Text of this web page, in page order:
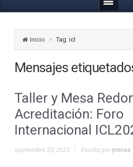
Inicio Tag: icl
Mensajes
Taller y Mesa
Acreditación: Foro
Internacional
septiembre 23, 2023 Escrito porprensa